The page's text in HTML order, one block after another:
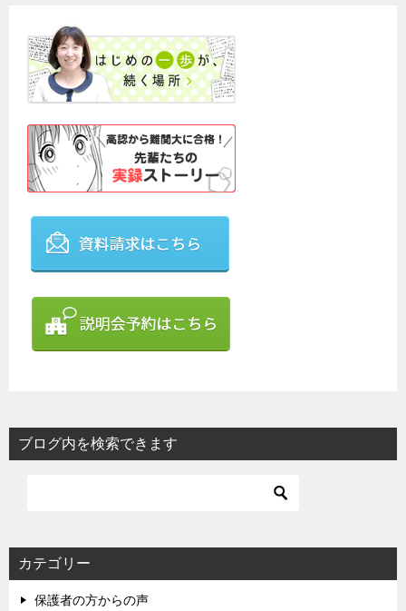
ブログ内を検索できます
カテゴリー
保護者の方からの声